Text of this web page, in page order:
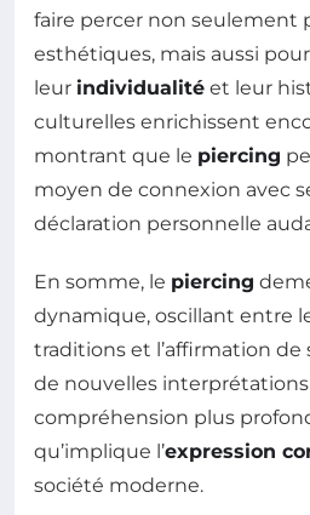
faire percer non seulement
esthétiques, mais aussi
leur individualité et leur
culturelles enrichissent
montrant que le piercing
moyen de connexion avec
déclaration personnelle
En somme, le piercing
dynamique, oscillant entre
traditions et l’affirmation de
de nouvelles
compréhension plus
qu’implique l’expression
société moderne.